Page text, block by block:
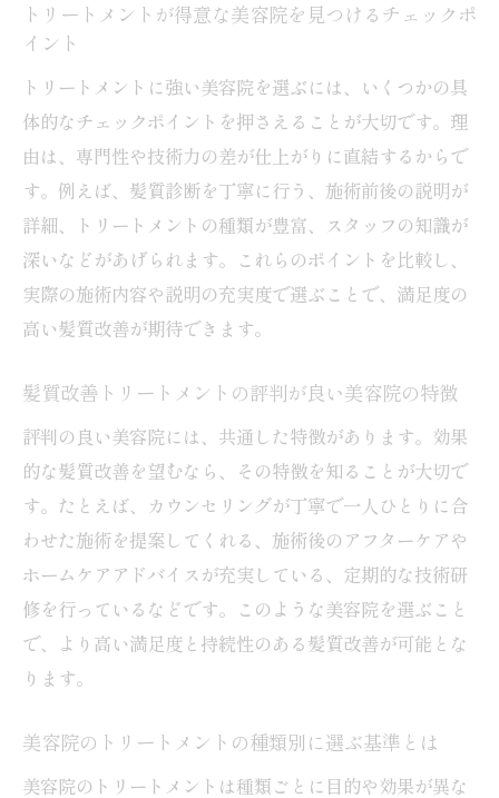
髪質改善トリートメントの価格帯と選び方
美容院ごとのトリートメント料金比較ポイ
ント
美容院でコスパの良いトリートメントを見
極める方法
おすすめ美容院トリートメントの料金設定
の特徴
オンラインで美容院トリートメント料金を
理想の髪質へ導く美容院活用のコツ
美容院トリートメントで理想の髪質を目指
すコツ
美容院で髪質改善を継続するためのポイン
ト
おすすめの美容院トリートメント活用術と
は
髪質改善のための美容院選びを成功させる
工夫
トリートメントが得意な美容院を見つけるチェックポ
イント
トリートメントに強い美容院を選ぶには、いくつかの具
体的なチェックポイントを押さえることが大切です。理
由は、専門性や技術力の差が仕上がりに直結するからで
す。例えば、髪質診断を丁寧に行う、施術前後の説明が
詳細、トリートメントの種類が豊富、スタッフの知識が
深いなどがあげられます。これらのポイントを比較し、
実際の施術内容や説明の充実度で選ぶことで、満足度の
高い髪質改善が期待できます。
髪質改善トリートメントの評判が良い美容院の特徴
評判の良い美容院には、共通した特徴があります。効果
的な髪質改善を望むなら、その特徴を知ることが大切で
す。たとえば、カウンセリングが丁寧で一人ひとりに合
わせた施術を提案してくれる、施術後のアフターケアや
ホームケアアドバイスが充実している、定期的な技術研
修を行っているなどです。このような美容院を選ぶこと
で、より高い満足度と持続性のある髪質改善が可能とな
ります。
美容院のトリートメントの種類別に選ぶ基準とは
美容院のトリートメントは種類ごとに目的や効果が異な